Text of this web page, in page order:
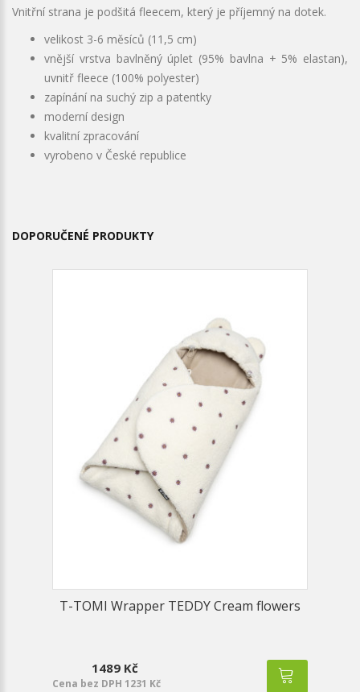
Vnitřní strana je podšitá fleecem, který je příjemný na dotek.
velikost 3-6 měsíců (11,5 cm)
vnější vrstva bavlněný úplet (95% bavlna + 5% elastan),
uvnitř fleece (100% polyester)
zapínání na suchý zip a patentky
moderní design
kvalitní zpracování
vyrobeno v České republice
DOPORUČENÉ PRODUKTY
T-TOMI Wrapper TEDDY Cream flowers
1489 Kč
Cena bez DPH 1231 Kč